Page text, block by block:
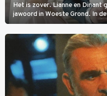
Het is zover. Lianne en Dinant
jawoord in Woeste Grond. In
eerste seizoen kwam Lianne
is ze inmiddels helemaal op